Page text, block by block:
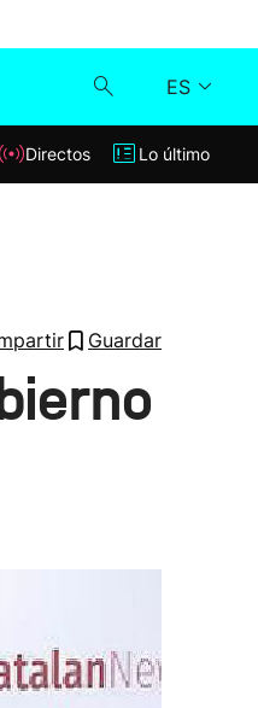
ES
Klisk
Lo último
Directos Lo último
Guardar